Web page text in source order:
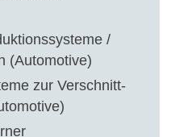
/
(Automotive)
zur Verschnitt-